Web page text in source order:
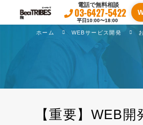
電話で無料相談
03-6427-5422
平日10:00〜18:00
ホーム WEBサービス開発
【重要】WEB